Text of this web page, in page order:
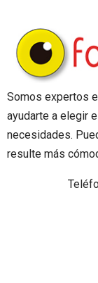
Somos expertos
ayudarte a elegir
necesidades.
resulte más